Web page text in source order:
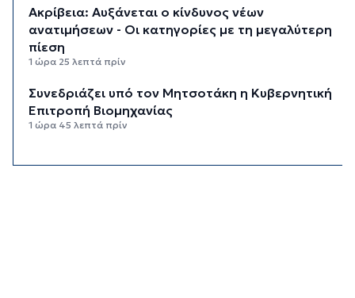
Ακρίβεια: Αυξάνεται ο κίνδυνος νέων
ανατιμήσεων - Οι κατηγορίες με τη μεγαλύτερη
πίεση
1 ώρα 25 λεπτά πρίν
Συνεδριάζει υπό τον Μητσοτάκη η Κυβερνητική
Επιτροπή Βιομηχανίας
1 ώρα 45 λεπτά πρίν